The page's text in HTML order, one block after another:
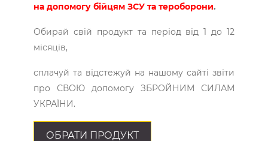
на допомогу бійцям ЗСУ та тероборони.
Обирай свій продукт та період від 1 до 12
місяців,
сплачуй та відстежуй на нашому сайті звіти
про СВОЮ допомогу ЗБРОЙНИМ СИЛАМ
УКРАЇНИ.
ОБРАТИ ПРОДУКТ